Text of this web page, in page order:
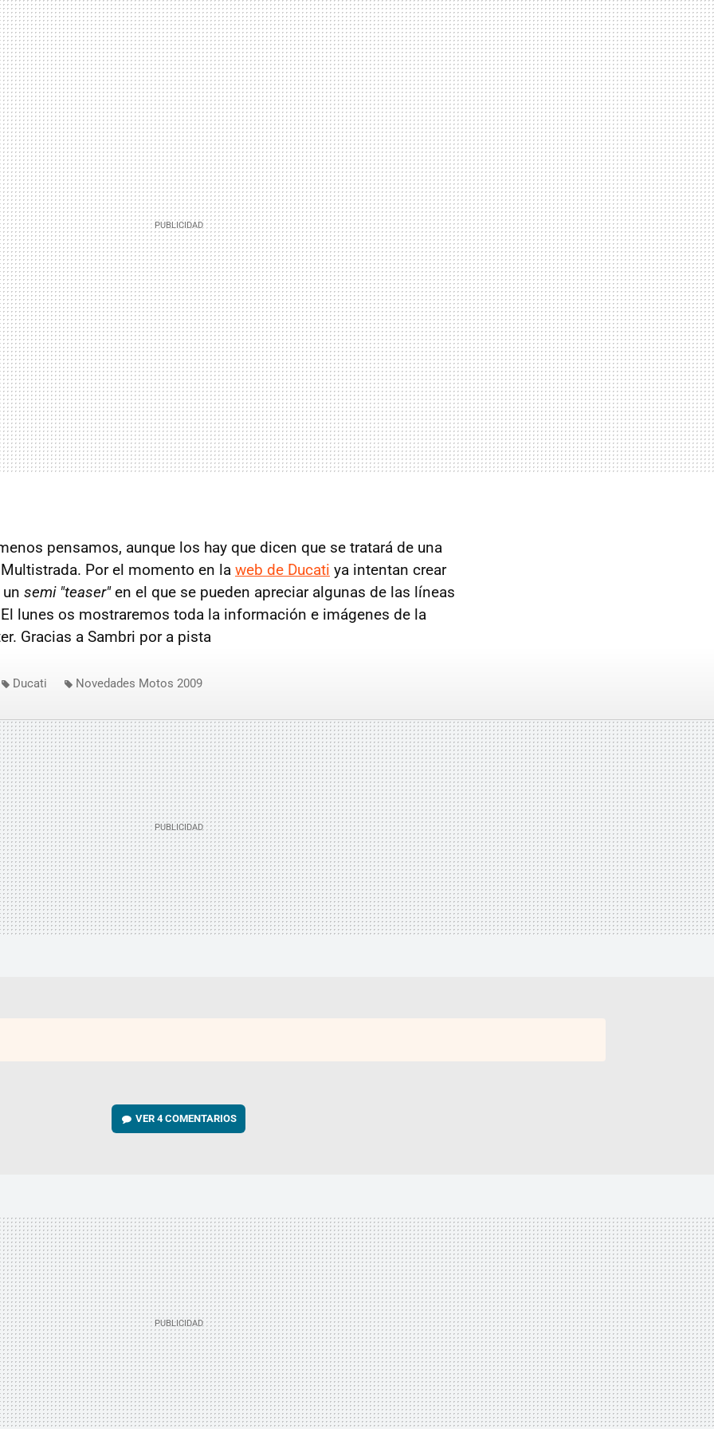
pensamos, aunque los hay que dicen que se tratará de una
Por el momento en la web de Ducati ya intentan crear
semi "teaser"en el que se pueden apreciar algunas de las líneas
lunes os mostraremos toda la información e imágenes de la
Gracias a Sambri por a pista
Ducati Novedades Motos 2009
VER4 COMENTARIOS